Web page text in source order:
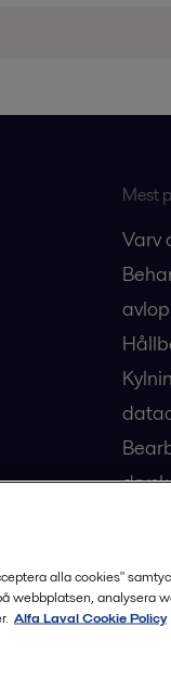
Mest
Varv
alla cookies"
webbplatsen, analysera
Alfa Laval Cookie Policy